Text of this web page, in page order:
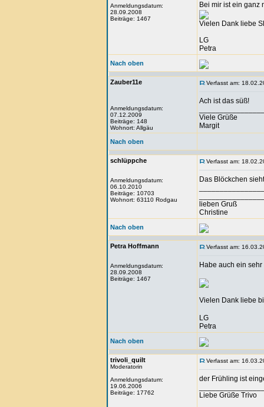
Anmeldungsdatum:
28.09.2008
Beiträge: 1467
Bei mir ist ein
Vielen Dank liebe
LG
Petra
Nach oben
Zauber11e
Anmeldungsdatum:
07.12.2009
Beiträge: 148
Wohnort: Allgäu
Verfasst am:
Ach ist das süß!
Viele Grüße
Margit
Nach oben
schlüppche
Anmeldungsdatum:
06.10.2010
Beiträge: 10703
Wohnort: 63110 Rodgau
Verfasst am:
Das Blöckchen
lieben Gruß
Christine
Nach oben
Petra Hoffmann
Anmeldungsdatum:
28.09.2008
Beiträge: 1467
Verfasst am:
Habe auch ein
Vielen Dank liebe
LG
Petra
Nach oben
trivoli_quilt
Moderatorin
Anmeldungsdatum:
19.06.2006
Beiträge: 17762
Verfasst am:
der Frühling ist
Liebe Grüße Trivo